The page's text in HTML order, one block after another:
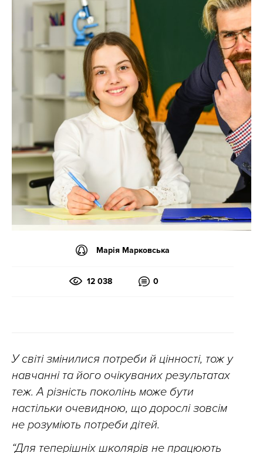
Марія Марковська
12 038 0
У світі змінилися потреби й цінності, тож у
навчанні та його очікуваних результатах
теж. А різність поколінь може бути
настільки очевидною, що дорослі зовсім
не розуміють потреби дітей.
“Для теперішніх школярів не працюють